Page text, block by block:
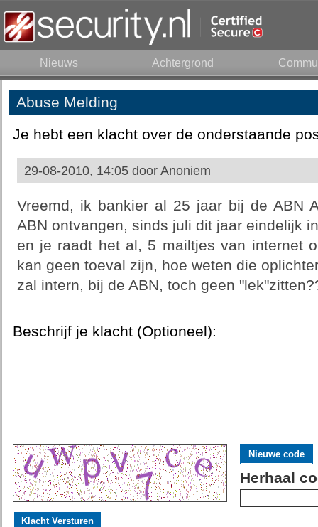
Nieuws Achtergrond
Abuse Melding
Je hebt een klacht over de onderstaande
29-08-2010, 14:05 door Anoniem
Vreemd, ik bankier al 25 jaar bij de ABN
ABN ontvangen, sinds juli dit jaar eindelijk
en je raadt het al, 5 mailtjes van internet
kan geen toeval zijn, hoe weten die
zal intern, bij de ABN, toch geen
Beschrijf je klacht (Optioneel):
Nieuwe code
Herhaal
Klacht Versturen